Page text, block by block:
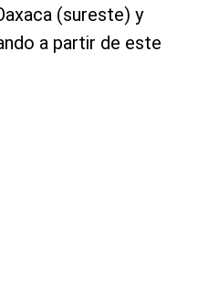
(sureste) y
a partir de este